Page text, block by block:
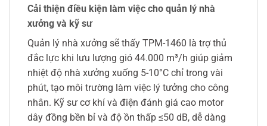
Cải thiện điều kiện làm việc cho quản lý nhà
xưởng và kỹ sư
Quản lý nhà xưởng sẽ thấy TPM-1460 là trợ thủ
đắc lực khi lưu lượng gió 44.000 m³/h giúp giảm
nhiệt độ nhà xưởng xuống 5-10°C chỉ trong vài
phút, tạo môi trường làm việc lý tưởng cho công
nhân. Kỹ sư cơ khí và điện đánh giá cao motor
dây đồng bền bỉ và độ ồn thấp ≤50 dB, dễ dàng